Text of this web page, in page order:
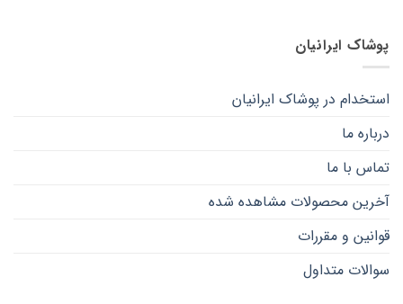
محصول
انتخاب
پوشاک ایرانیان
استخدام در پوشاک ایرانیان
درباره ما
تماس با ما
آخرین محصولات مشاهده شده
قوانین و مقررات
سوالات متداول